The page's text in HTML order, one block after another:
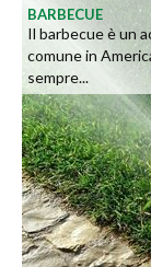
BARBECUE
Il barbecue è un
comune in
sempre...